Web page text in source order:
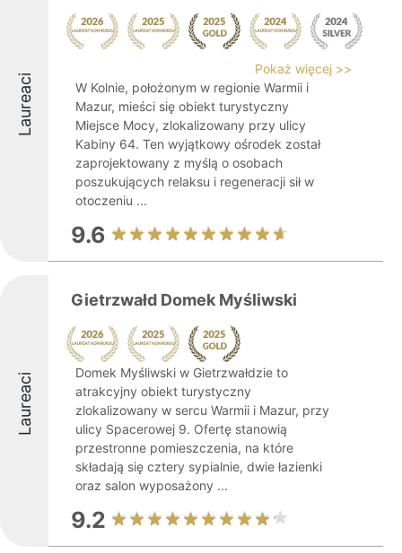
Laureaci
Pokaż więcej >>
W Kolnie, położonym w regionie Warmii i
Mazur, mieści się obiekt turystyczny
Miejsce Mocy, zlokalizowany przy ulicy
Kabiny 64. Ten wyjątkowy ośrodek został
zaprojektowany z myślą o osobach
poszukujących relaksu i regeneracji sił w
otoczeniu ...
9.6
Laureaci
Gietrzwałd Domek Myśliwski
Domek Myśliwski w Gietrzwałdzie to
atrakcyjny obiekt turystyczny
zlokalizowany w sercu Warmii i Mazur, przy
ulicy Spacerowej 9. Ofertę stanowią
przestronne pomieszczenia, na które
składają się cztery sypialnie, dwie łazienki
oraz salon wyposażony ...
9.2